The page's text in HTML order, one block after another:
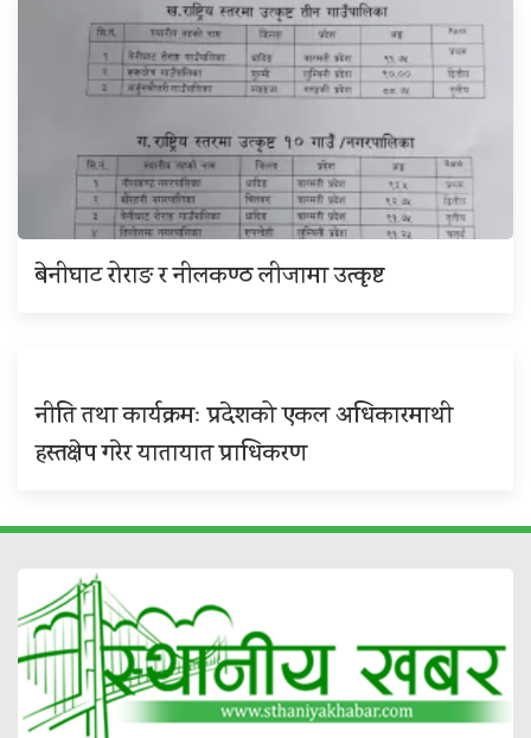
बेनीघाट रोराङ र नीलकण्ठ लीजामा उत्कृष्ट
नीति तथा कार्यक्रमः प्रदेशको एकल अधिकारमाथी
हस्तक्षेप गरेर यातायात प्राधिकरण